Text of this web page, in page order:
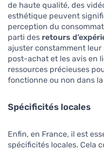
de haute qualité, des
esthétique peuvent
perception du
parti des retours
ajuster constamment
post-achat et les avis en
ressources précieuses
fonctionne ou non dans
Spécificités locales
Enfin, en France, il est
spécificités locales. Cela